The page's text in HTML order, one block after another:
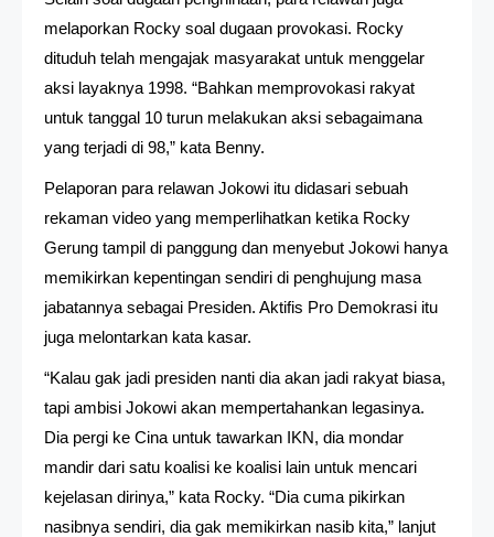
melaporkan Rocky soal dugaan provokasi. Rocky
dituduh telah mengajak masyarakat untuk menggelar
aksi layaknya 1998. “Bahkan memprovokasi rakyat
untuk tanggal 10 turun melakukan aksi sebagaimana
yang terjadi di 98,” kata Benny.
Pelaporan para relawan Jokowi itu didasari sebuah
rekaman video yang memperlihatkan ketika Rocky
Gerung tampil di panggung dan menyebut Jokowi hanya
memikirkan kepentingan sendiri di penghujung masa
jabatannya sebagai Presiden. Aktifis Pro Demokrasi itu
juga melontarkan kata kasar.
“Kalau gak jadi presiden nanti dia akan jadi rakyat biasa,
tapi ambisi Jokowi akan mempertahankan legasinya.
Dia pergi ke Cina untuk tawarkan IKN, dia mondar
mandir dari satu koalisi ke koalisi lain untuk mencari
kejelasan dirinya,” kata Rocky. “Dia cuma pikirkan
nasibnya sendiri, dia gak memikirkan nasib kita,” lanjut